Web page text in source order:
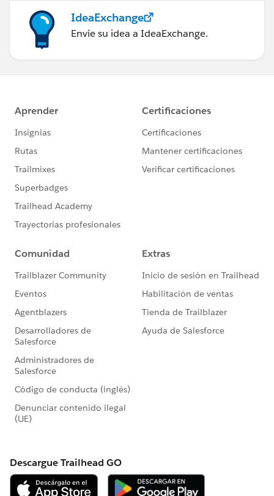
IdeaExchange
Envíe su idea a IdeaExchange.